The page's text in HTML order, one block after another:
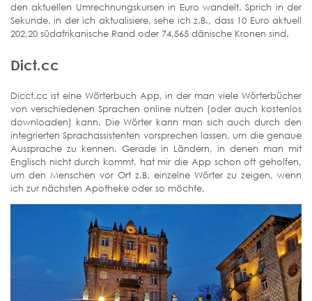
den aktuellen Umrechnungskursen in Euro wandelt. Sprich in der
Sekunde, in der ich aktualisiere, sehe ich z.B., dass 10 Euro aktuell
202,20 südafrikanische Rand oder 74,565 dänische Kronen sind.
Dict.cc
Dicct.cc ist eine Wörterbuch App, in der man viele Wörterbücher
von verschiedenen Sprachen online nutzen (oder auch kostenlos
downloaden) kann. Die Wörter kann man sich auch durch den
integrierten Sprachassistenten vorsprechen lassen, um die genaue
Aussprache zu kennen. Gerade in Ländern, in denen man mit
Englisch nicht durch kommt, hat mir die App schon oft geholfen,
um den Menschen vor Ort z.B. einzelne Wörter zu zeigen, wenn
ich zur nächsten Apotheke oder so möchte.